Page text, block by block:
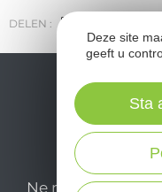
DELEN :
Ne manquez pas
Deze site
geeft u
Sta